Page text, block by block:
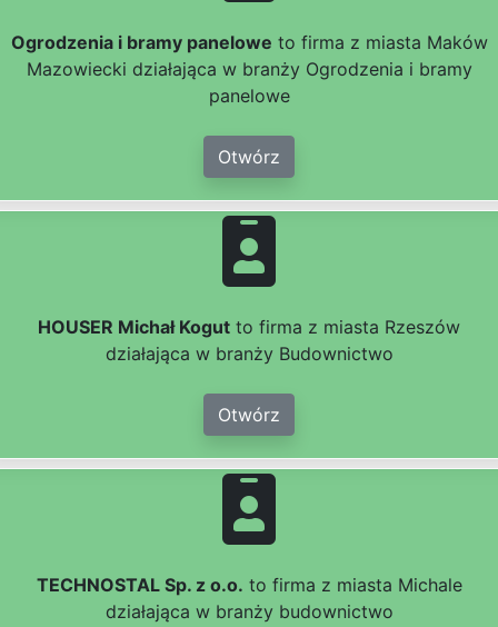
Ogrodzenia i bramy panelowe to firma z miasta Maków
Mazowiecki działająca w branży Ogrodzenia i bramy
panelowe
Otwórz
HOUSER Michał Kogut to firma z miasta Rzeszów
działająca w branży Budownictwo
Otwórz
TECHNOSTAL Sp. z o.o. to firma z miasta Michale
działająca w branży budownictwo